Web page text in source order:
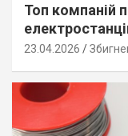
Топ компаній
23.04.2026